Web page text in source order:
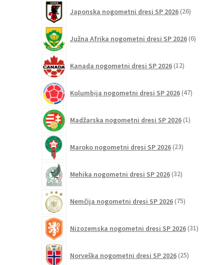
Japonska nogometni dresi SP 2026 26izdelkov
Južna Afrika nogometni dresi SP 2026 6izdelkov
Kanada nogometni dresi SP 2026 12izdelkov
Kolumbija nogometni dresi SP 2026 47izdelkov
Madžarska nogometni dresi SP 2026 1izdelek
Maroko nogometni dresi SP 2026 23izdelkov
Mehika nogometni dresi SP 2026 32izdelkov
Nemčija nogometni dresi SP 2026 75izdelkov
Nizozemska nogometni dresi SP 2026 31izdelkov
Norveška nogometni dresi SP 2026 25izdelkov